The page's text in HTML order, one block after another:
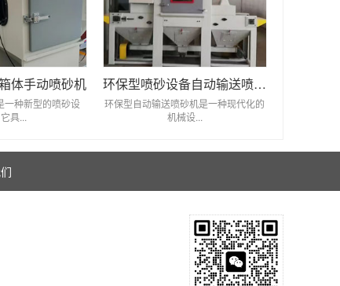
体手动喷砂机
一种新型的喷砂设
具...
环保型喷砂设备自动输送喷砂机
环保型自动输送喷砂机是一种现代化的
机械设...